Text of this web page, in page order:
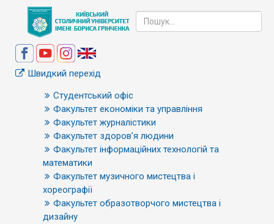
Швидкий перехід
Студентський офіс
Факультет економіки та управління
Факультет журналістики
Факультет здоров’я людини
Факультет інформаційних технологій та
математики
Факультет музичного мистецтва і
хореографії
Факультет образотворчого мистецтва і
дизайну